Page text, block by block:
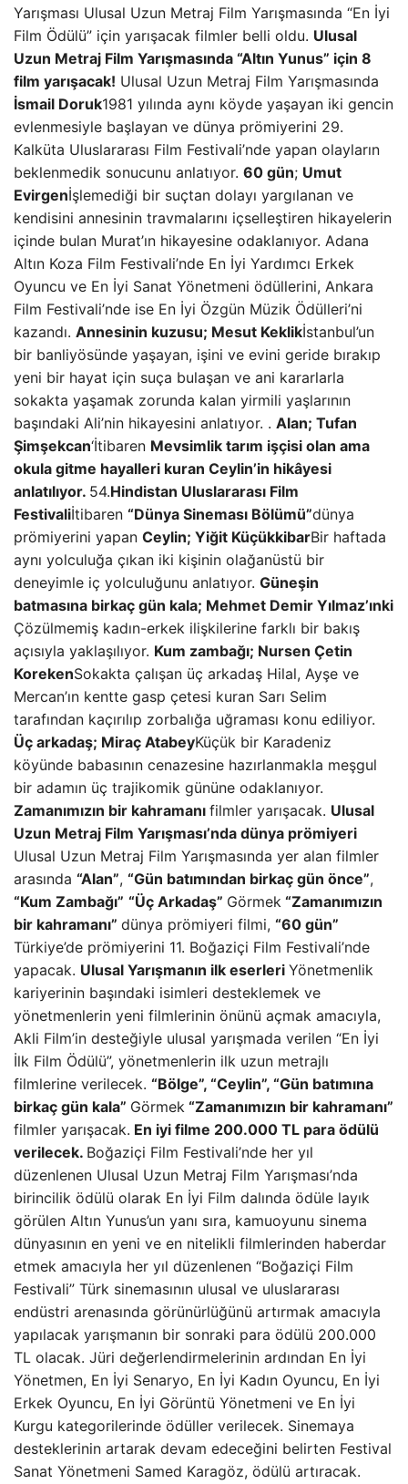
Yarışması Ulusal Uzun Metraj Film Yarışmasında “En İyi
Film Ödülü” için yarışacak filmler belli oldu. Ulusal
Uzun Metraj Film Yarışmasında “Altın Yunus” için 8
film yarışacak! Ulusal Uzun Metraj Film Yarışmasında
İsmail Doruk1981 yılında aynı köyde yaşayan iki gencin
evlenmesiyle başlayan ve dünya prömiyerini 29.
Kalküta Uluslararası Film Festivali’nde yapan olayların
beklenmedik sonucunu anlatıyor. 60 gün; Umut
Evirgenİşlemediği bir suçtan dolayı yargılanan ve
kendisini annesinin travmalarını içselleştiren hikayelerin
içinde bulan Murat’ın hikayesine odaklanıyor. Adana
Altın Koza Film Festivali’nde En İyi Yardımcı Erkek
Oyuncu ve En İyi Sanat Yönetmeni ödüllerini, Ankara
Film Festivali’nde ise En İyi Özgün Müzik Ödülleri’ni
kazandı. Annesinin kuzusu; Mesut Keklikİstanbul’un
bir banliyösünde yaşayan, işini ve evini geride bırakıp
yeni bir hayat için suça bulaşan ve ani kararlarla
sokakta yaşamak zorunda kalan yirmili yaşlarının
başındaki Ali’nin hikayesini anlatıyor. . Alan; Tufan
Şimşekcan‘İtibaren Mevsimlik tarım işçisi olan ama
okula gitme hayalleri kuran Ceylin’in hikâyesi
anlatılıyor. 54.Hindistan Uluslararası Film
Festivaliİtibaren “Dünya Sineması Bölümü”dünya
prömiyerini yapan Ceylin; Yiğit KüçükkibarBir haftada
aynı yolculuğa çıkan iki kişinin olağanüstü bir
deneyimle iç yolculuğunu anlatıyor. Güneşin
batmasına birkaç gün kala; Mehmet Demir Yılmaz’ınki
Çözülmemiş kadın-erkek ilişkilerine farklı bir bakış
açısıyla yaklaşılıyor. Kum zambağı; Nursen Çetin
KorekenSokakta çalışan üç arkadaş Hilal, Ayşe ve
Mercan’ın kentte gasp çetesi kuran Sarı Selim
tarafından kaçırılıp zorbalığa uğraması konu ediliyor.
Üç arkadaş; Miraç AtabeyKüçük bir Karadeniz
köyünde babasının cenazesine hazırlanmakla meşgul
bir adamın üç trajikomik gününe odaklanıyor.
Zamanımızın bir kahramanı filmler yarışacak. Ulusal
Uzun Metraj Film Yarışması’nda dünya prömiyeri
Ulusal Uzun Metraj Film Yarışmasında yer alan filmler
arasında “Alan”, “Gün batımından birkaç gün önce”,
“Kum Zambağı” “Üç Arkadaş” Görmek “Zamanımızın
bir kahramanı” dünya prömiyeri filmi, “60 gün”
Türkiye’de prömiyerini 11. Boğaziçi Film Festivali’nde
yapacak. Ulusal Yarışmanın ilk eserleri Yönetmenlik
kariyerinin başındaki isimleri desteklemek ve
yönetmenlerin yeni filmlerinin önünü açmak amacıyla,
Akli Film’in desteğiyle ulusal yarışmada verilen “En İyi
İlk Film Ödülü”, yönetmenlerin ilk uzun metrajlı
filmlerine verilecek. “Bölge”, “Ceylin”, “Gün batımına
birkaç gün kala” Görmek “Zamanımızın bir kahramanı”
filmler yarışacak. En iyi filme 200.000 TL para ödülü
verilecek. Boğaziçi Film Festivali’nde her yıl
düzenlenen Ulusal Uzun Metraj Film Yarışması’nda
birincilik ödülü olarak En İyi Film dalında ödüle layık
görülen Altın Yunus’un yanı sıra, kamuoyunu sinema
dünyasının en yeni ve en nitelikli filmlerinden haberdar
etmek amacıyla her yıl düzenlenen “Boğaziçi Film
Festivali” Türk sinemasının ulusal ve uluslararası
endüstri arenasında görünürlüğünü artırmak amacıyla
yapılacak yarışmanın bir sonraki para ödülü 200.000
TL olacak. Jüri değerlendirmelerinin ardından En İyi
Yönetmen, En İyi Senaryo, En İyi Kadın Oyuncu, En İyi
Erkek Oyuncu, En İyi Görüntü Yönetmeni ve En İyi
Kurgu kategorilerinde ödüller verilecek. Sinemaya
desteklerinin artarak devam edeceğini belirten Festival
Sanat Yönetmeni Samed Karagöz, ödülü artıracak.